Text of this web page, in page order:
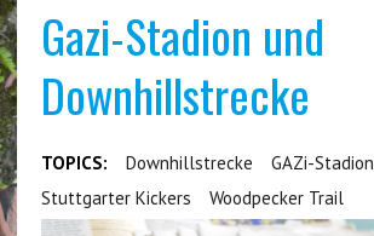
Gazi-Stadion und
Downhillstrecke
TOPICS: Downhillstrecke
GAZi-Stadion
Stuttgarter Kickers
Woodpecker Trail